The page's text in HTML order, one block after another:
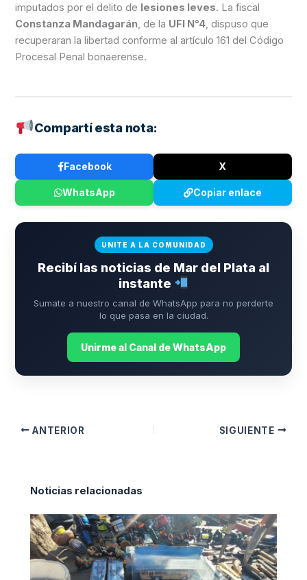
imputados por el delito de lesiones leves. La fiscal
Constanza Mandagarán , de la UFI N°4 , dispuso que
recuperaran la libertad conforme al artículo 161 del Código
Procesal Penal bonaerense.
Compartí esta nota:
Facebook X
WhatsApp Copiar enlace
UNITE A LA COMUNIDAD
Recibí las noticias de Mar del Plata al
instante
Sumate a nuestro canal de WhatsApp para no perderte
lo que pasa en la ciudad.
Unirme al Canal de WhatsApp
ANTERIOR SIGUIENTE
Noticias relacionadas